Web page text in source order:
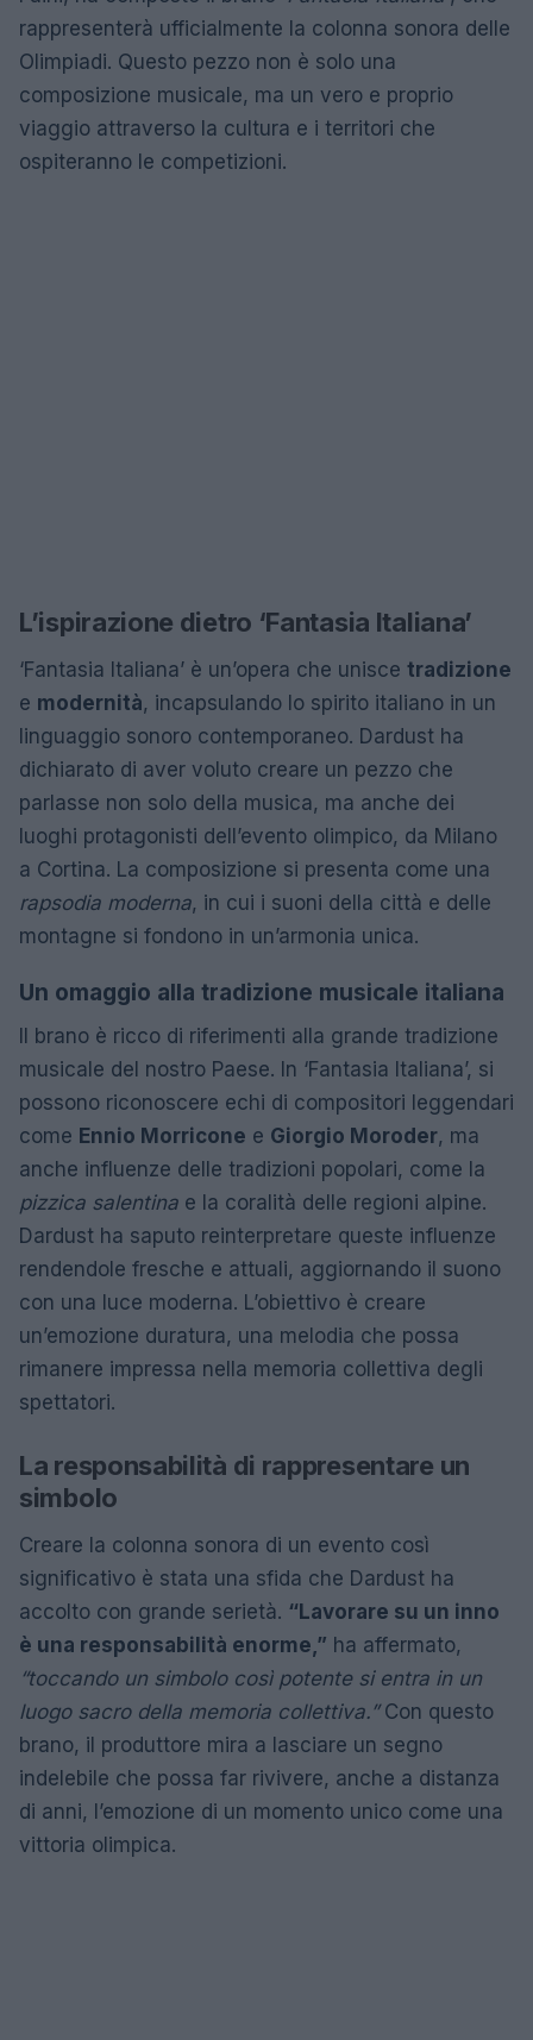
rappresenterà ufficialmente la colonna sonora delle
Olimpiadi. Questo pezzo non è solo una
composizione musicale, ma un vero e proprio
viaggio attraverso la cultura e i territori che
ospiteranno le competizioni.
L’ispirazione dietro ‘Fantasia Italiana’
‘Fantasia Italiana’ è un’opera che unisce tradizione
e modernità, incapsulando lo spirito italiano in un
linguaggio sonoro contemporaneo. Dardust ha
dichiarato di aver voluto creare un pezzo che
parlasse non solo della musica, ma anche dei
luoghi protagonisti dell’evento olimpico, da Milano
a Cortina. La composizione si presenta come una
rapsodia moderna, in cui i suoni della città e delle
montagne si fondono in un’armonia unica.
Un omaggio alla tradizione musicale italiana
Il brano è ricco di riferimenti alla grande tradizione
musicale del nostro Paese. In ‘Fantasia Italiana’, si
possono riconoscere echi di compositori leggendari
come Ennio Morricone e Giorgio Moroder, ma
anche influenze delle tradizioni popolari, come la
pizzica salentina e la coralità delle regioni alpine.
Dardust ha saputo reinterpretare queste influenze
rendendole fresche e attuali, aggiornando il suono
con una luce moderna. L’obiettivo è creare
un’emozione duratura, una melodia che possa
rimanere impressa nella memoria collettiva degli
spettatori.
La responsabilità di rappresentare un
simbolo
Creare la colonna sonora di un evento così
significativo è stata una sfida che Dardust ha
accolto con grande serietà. “Lavorare su un inno
è una responsabilità enorme,” ha affermato,
“toccando un simbolo così potente si entra in un
luogo sacro della memoria collettiva.”Con questo
brano, il produttore mira a lasciare un segno
indelebile che possa far rivivere, anche a distanza
di anni, l’emozione di un momento unico come una
vittoria olimpica.